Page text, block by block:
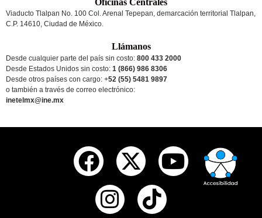
Oficinas Centrales
Viaducto Tlalpan No. 100 Col. Arenal Tepepan, demarcación territorial Tlalpan,
C.P. 14610, Ciudad de México.
Llámanos
Desde cualquier parte del país sin costo: 800 433 2000
Desde Estados Unidos sin costo: 1 (866) 986 8306
Desde otros países con cargo: +52 (55) 5481 9897
o también a través de correo electrónico:
inetelmx@ine.mx